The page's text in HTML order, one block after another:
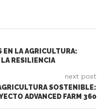
EN LA AGRICULTURA:
LA RESILIENCIA
next post
SOSTENIBLE:
ADVANCED FARM 360